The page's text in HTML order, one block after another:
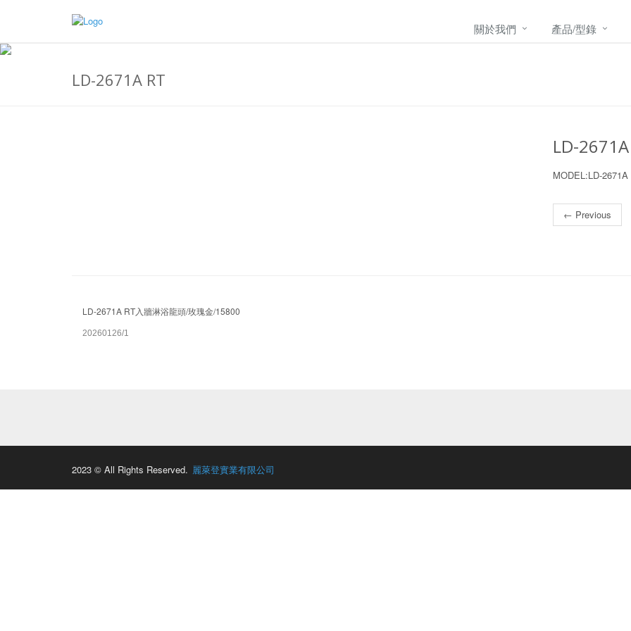
關於我們 產品/型錄
LD-2671A RT
LD-
MODEL:LD-
← Previous
LD-2671A RT入牆淋浴龍頭/玫瑰金/15800
20260126/1
2023 © All Rights Reserved. 麗萊登實業有限公司